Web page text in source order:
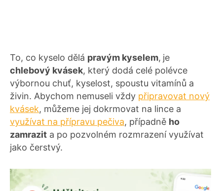
To, co kyselo dělá pravým kyselem, je
chlebový kvásek, který dodá celé polévce
výbornou chuť, kyselost, spoustu vitamínů a
živin. Abychom nemuseli vždy připravovat nový
kvásek, můžeme jej dokrmovat na lince a
využívat na přípravu pečiva, případně ho
zamrazit a po pozvolném rozmrazení využívat
jako čerstvý.